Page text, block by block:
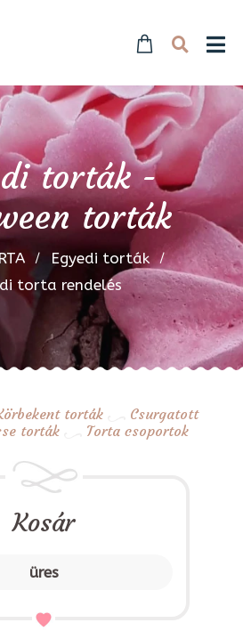
torták -
torták
Egyedi torták
torta rendelés
torták
Csurgatott
torták Torta csoportok
Kosár
üres